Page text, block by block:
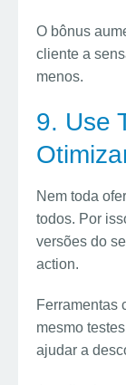
O bônus
cliente a
menos.
9. Use
Nem toda
todos. Por
versões do
action.
Ferramentas
mesmo
ajudar a